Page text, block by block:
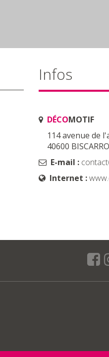
Infos
DÉCOMOTIF
114 avenue de
40600
E-mail :
Internet :